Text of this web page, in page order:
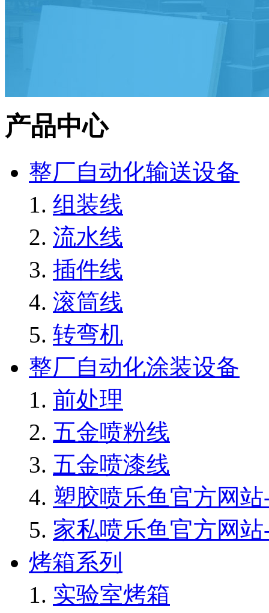
产品中心
整厂自动化输送设备
组装线
流水线
插件线
滚筒线
转弯机
整厂自动化涂装设备
前处理
五金喷粉线
五金喷漆线
塑胶喷乐鱼官方网
家私喷乐鱼官方网
烤箱系列
实验室烤箱